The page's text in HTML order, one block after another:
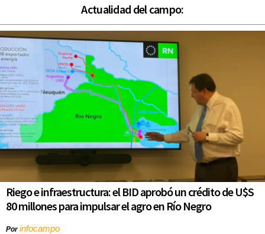
Actualidad del campo:
Riego e infraestructura: el BID aprobó un crédito de U$S
80 millones para impulsar el agro en Río Negro
Porinfocampo